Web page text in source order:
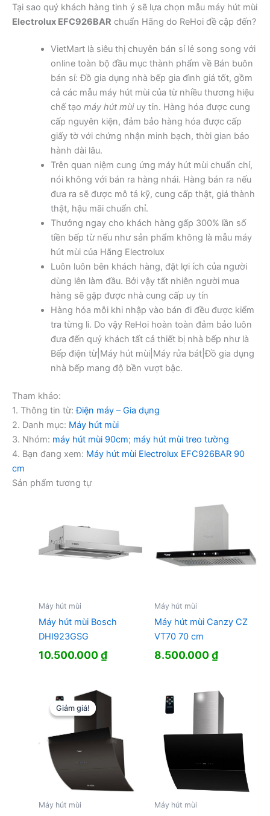
Tại sao quý khách hàng tinh ý sẽ lựa chọn mẫu máy hút mùi
Electrolux EFC926BAR chuẩn Hãng do ReHoi đề cập đến?
VietMart là siêu thị chuyên bán sỉ lẻ song song với
online toàn bộ đầu mục thành phẩm về Bán buôn
bán sỉ: Đồ gia dụng nhà bếp gia đình giá tốt, gồm
cả các mẫu máy hút mùi của từ nhiều thương hiệu
chế tạo máy hút mùiuy tín. Hàng hóa được cung
cấp nguyên kiện, đảm bảo hàng hóa được cấp
giấy tờ với chứng nhận minh bạch, thời gian bảo
hành dài lâu.
Trên quan niệm cung ứng máy hút mùi chuẩn chỉ,
nói không với bán ra hàng nhái. Hàng bán ra nếu
đưa ra sẽ được mô tả kỹ, cung cấp thật, giá thành
thật, hậu mãi chuẩn chỉ.
Thưởng ngay cho khách hàng gấp 300% lần số
tiền bếp từ nếu như sản phẩm không là mẫu máy
hút mùi của Hãng Electrolux
Luôn luôn bên khách hàng, đặt lợi ích của người
dùng lên làm đầu. Bởi vậy tất nhiên người mua
hàng sẽ gặp được nhà cung cấp uy tín
Hàng hóa mỗi khi nhập vào bán đi đều được kiểm
tra từng li. Do vậy ReHoi hoàn toàn đảm bảo luôn
đưa đến quý khách tất cả thiết bị nhà bếp như là
Bếp điện từ|Máy hút mùi|Máy rửa bát|Đồ gia dụng
nhà bếp mang độ bền vượt bậc.
Tham khảo:
1. Thông tin từ:Điện máy – Gia dụng
2. Danh mục: Máy hút mùi
3. Nhóm: máy hút mùi 90cm; máy hút mùi treo tường
4. Bạn đang xem: Máy hút mùi Electrolux EFC926BAR 90
cm
Sản phẩm tương tự
Máy hút mùi
Máy hút mùi Bosch
DHI923GSG
10.500.000₫
Máy hút mùi
Máy hút mùi Canzy CZ
VT70 70 cm
8.500.000₫
Giảm giá!
Giảm giá!
Máy hút mùi Máy hút mùi